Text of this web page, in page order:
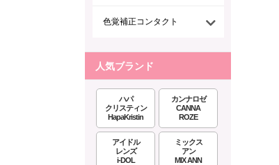
色覚補正コンタクト
人気ブランド
ハパ
クリスティン
HapaKristin
カンナロゼ
CANNA
ROZE
アイドル
レンズ
i-DOL
ミックス
アン
MIX ANN